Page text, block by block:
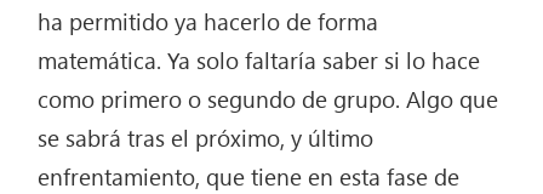
ha permitido ya hacerlo de forma
matemática. Ya solo faltaría saber si lo hace
como primero o segundo de grupo. Algo que
se sabrá tras el próximo, y último
enfrentamiento, que tiene en esta fase de